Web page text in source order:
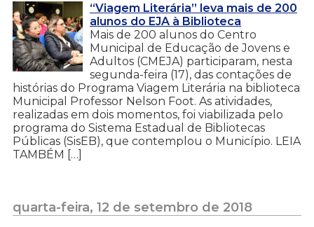
“Viagem Literária” leva mais de 200
alunos do EJA à Biblioteca
Mais de 200 alunos do Centro
Municipal de Educação de Jovens e
Adultos (CMEJA) participaram, nesta
segunda-feira (17), das contações de
histórias do Programa Viagem Literária na biblioteca
Municipal Professor Nelson Foot. As atividades,
realizadas em dois momentos, foi viabilizada pelo
programa do Sistema Estadual de Bibliotecas
Públicas (SisEB), que contemplou o Município. LEIA
TAMBÉM […]
quarta-feira, 12 de setembro de 2018